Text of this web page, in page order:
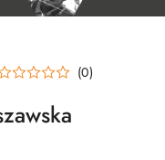
(0)